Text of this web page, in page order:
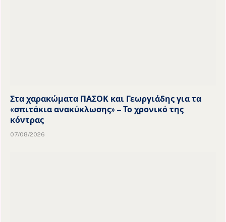
Στα χαρακώματα ΠΑΣΟΚ και Γεωργιάδης για τα
«σπιτάκια ανακύκλωσης» – Το χρονικό της
κόντρας
07/08/2026